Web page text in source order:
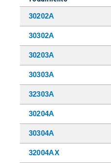
30202A
30302A
30203A
30303A
32303A
30204A
30304A
32004AX